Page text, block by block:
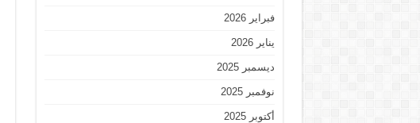
فبراير 2026
يناير 2026
ديسمبر 2025
نوفمبر 2025
أكتوبر 2025